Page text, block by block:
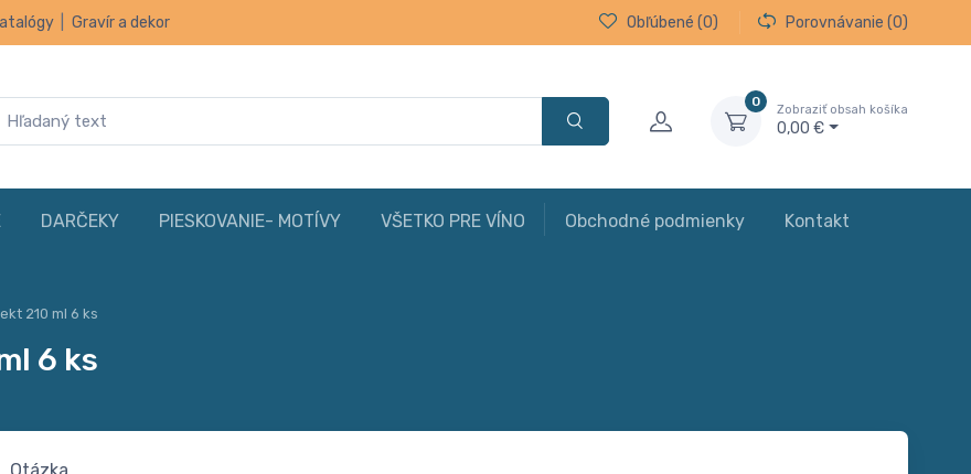
Gravír a dekor Obľúbené (0) Porovnávanie (0)
0
Zobraziť obsah košíka
0,00 €
DARČEKY PIESKOVANIE- MOTÍVY VŠETKO PRE VÍNO Obchodné podmienky Kontakt
210 ml 6 ks
6 ks